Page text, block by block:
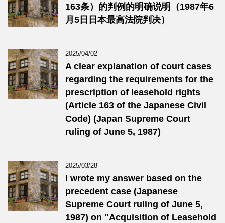
163条）的判例的明确说明（1987年6
月5日日本最高法院判决）
2025/04/02
A clear explanation of court cases
regarding the requirements for the
prescription of leasehold rights
(Article 163 of the Japanese Civil
Code) (Japan Supreme Court
ruling of June 5, 1987)
2025/03/28
I wrote my answer based on the
precedent case (Japanese
Supreme Court ruling of June 5,
1987) on "Acquisition of Leasehold